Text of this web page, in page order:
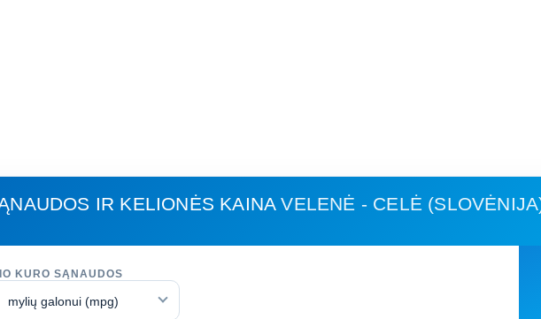
IR KELIONĖS KAINAVELENĖ - CELĖ
KURO SĄNAUDOS
mylių galonui (mpg)